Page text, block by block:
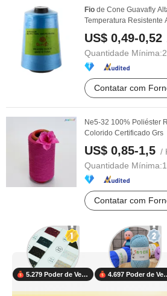
Fio de Cone Guavafly
Temperatura Resistente
US$ 0,49-0,52
Quantidade Mínima:
Contatar com
Ne5-32 100% Poliéster
Colorido Certificado Grs
US$ 0,85-1,5 /
Quantidade Mínima:
Contatar com
5.279 Poder de Vendas 4.697